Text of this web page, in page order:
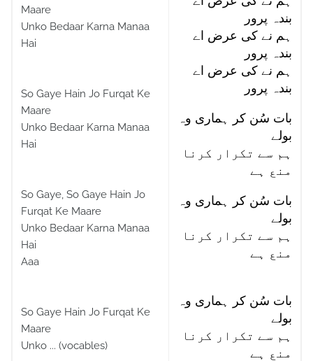
Maare
Unko Bedaar Karna Manaa
Hai
So Gaye Hain Jo Furqat Ke
Maare
Unko Bedaar Karna Manaa
Hai
So Gaye, So Gaye Hain Jo
Furqat Ke Maare
Unko Bedaar Karna Manaa
Hai
Aaa
So Gaye Hain Jo Furqat Ke
Maare
Unko ... (vocables)
بندہ پرور
ہم نے کی عرض اے
بندہ پرور
ہم نے کی عرض اے
بندہ پرور
بات سُن کر ہماری وہ
بولے
ہم سے تکرار کرنا
منع ہے
بات سُن کر ہماری وہ
بولے
ہم سے تکرار کرنا
منع ہے
بات سُن کر ہماری وہ
بولے
ہم سے تکرار کرنا
منع ہے